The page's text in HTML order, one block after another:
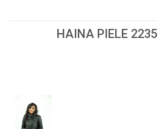
HAINA PIELE 2235